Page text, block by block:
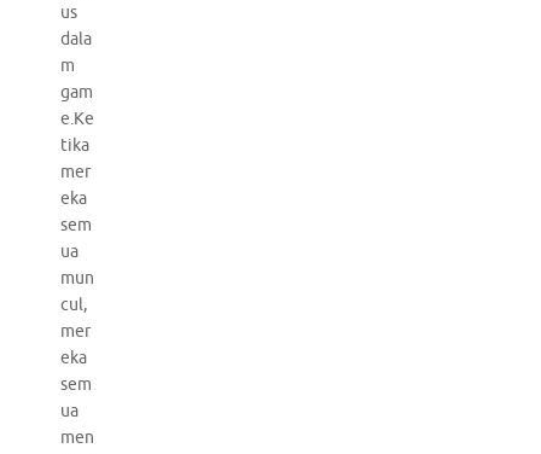
us
dala
m
gam
e.Ke
tika
mer
eka
sem
ua
mun
cul,
mer
eka
sem
ua
men